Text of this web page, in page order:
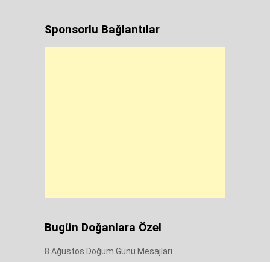
Sponsorlu Bağlantılar
Bugün Doğanlara Özel
8 Ağustos Doğum Günü Mesajları